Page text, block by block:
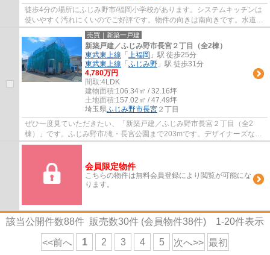
徒歩4分の場所にふじみ野市/福岡小学校があります。システムキッチンは
使いやすく汚れにくいのでご好評です。物件の向きは南向きです。水道代
節約につながる追い焚き機能付きです。Ｌ...
売買｜新築一戸建
新築戸建／ふじみ野市長宮２丁目（全2棟）
東武東上線 「 上福岡 」駅 徒歩25分
東武東上線 「 ふじみ野 」駅 徒歩31分
4,780万円
間取:4LDK
建物面積:106.34㎡ / 32.16坪
土地面積:157.02㎡ / 47.49坪
埼玉県ふじみ野市長宮 ２丁目
ぜひ一度見ていただきたい、「新築戸建／ふじみ野市長宮２丁目（全2
棟）」です。ふじみ野市/滝・長宮公園まで203mです。デザイナーズな
ら、これまでの暮らしを面白くすることができま...
会員限定物件
こちらの物件は無料会員登録により閲覧が可能にな
ります。
該当公開件数88件 販売数30件 (会員物件38件) 1-20件表示
<<前へ 1 2 3 4 5 次へ>> 最初